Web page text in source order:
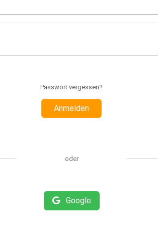
Passwort vergessen?
Anmelden
oder
Google